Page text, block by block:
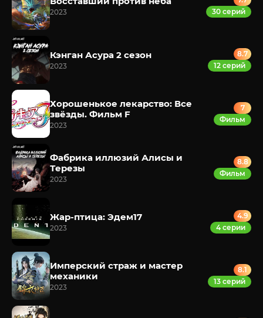
2023
30 серий
Кэнган Асура 2 сезон
2023
8.7
12 серий
Хорошенькое лекарство: Все
звёзды. Фильм F
2023
7
Фильм
Фабрика иллюзий Алисы и
Терезы
2023
8.8
Фильм
Жар-птица: Эдем17
2023
4.9
4 серии
Имперский страж и мастер
механики
2023
8.1
13 серий